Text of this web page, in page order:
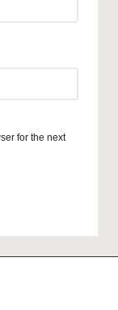
for the next